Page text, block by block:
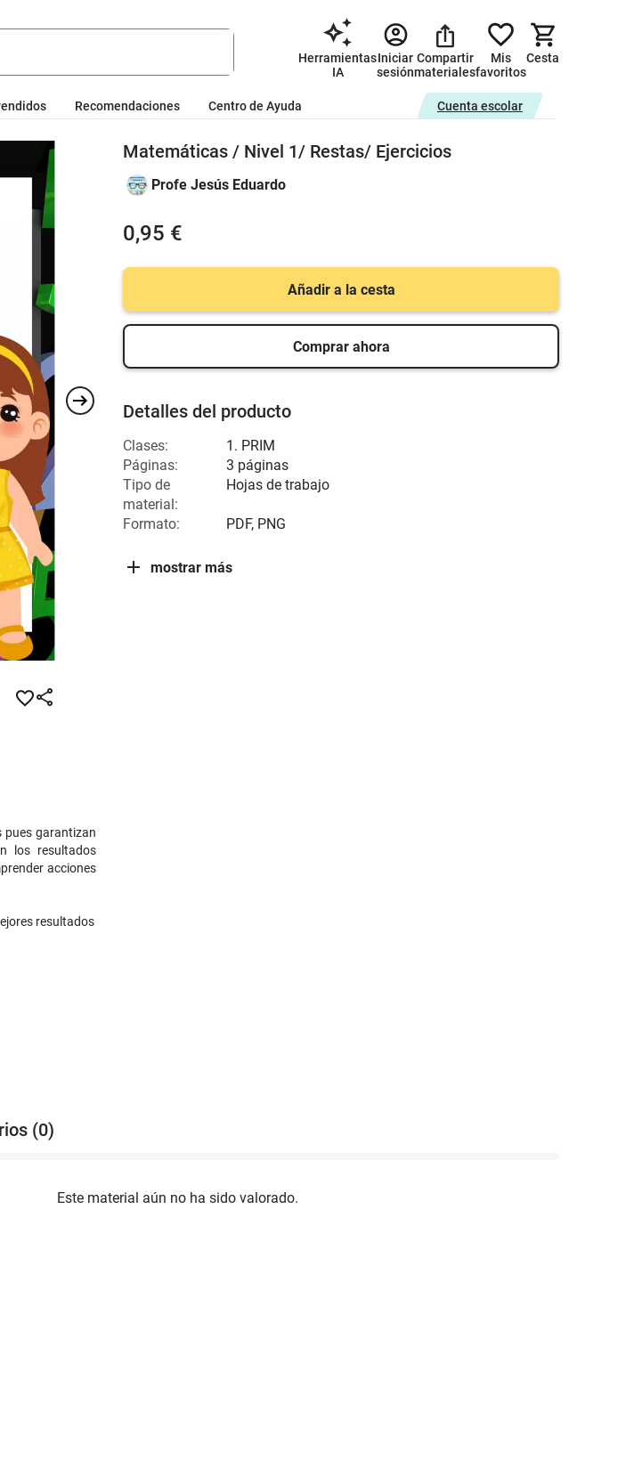
Herramientas
IA
Iniciar
sesión
Compartir
materiales
Mis
favoritos
Cesta
Recomendaciones Centro de Ayuda Cuenta escolar
pues garantizan
los resultados
acciones
resultados
Matemáticas / Nivel 1/ Restas/ Ejercicios
Profe Jesús Eduardo
0,95 €
Añadir a la cesta
Comprar ahora
Detalles del producto
Clases:
1. PRIM
Páginas:
3 páginas
Tipo de
material:
Hojas de trabajo
Formato: PDF, PNG
mostrar más
(0)
Este material aún no ha sido valorado.